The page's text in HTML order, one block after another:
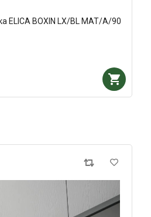
ELICA BOXIN LX/BL MAT/A/90